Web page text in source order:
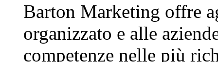
Barton Marketing offre
organizzato e alle
competenze nelle più